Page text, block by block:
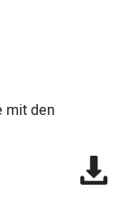
mit den